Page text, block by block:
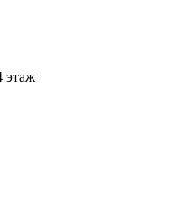
этаж